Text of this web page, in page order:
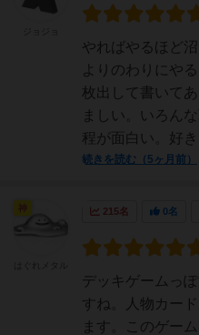
やればやるほど
よりのわりにや
枚出して書いて
ましい。いろん
程が面白い。好き
続きを読む（5ヶ月前）
215名 0名
デッキゲームっ
すね。人物カー
ます。このゲー